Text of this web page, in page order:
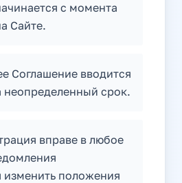
с момента
Сайте.
Соглашение вводится
неопределенный срок.
вправе в любое
изменить положения